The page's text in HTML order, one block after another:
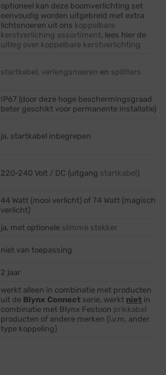
optioneel kan deze boomverlichting set
eenvoudig worden uitgebreid met extra
lichtsnoeren uit ons koppelbare
kerstverliching assortiment , lees hier de
uitleg over koppelbare kerstverlichting
startkabel verlengsnoeren en splitters
IP67 (door deze hoge beschermingsgraad
beter geschikt voor permanente installatie)
ja, startkabel inbegrepen
220-240 Volt / DC (uitgang startkabel)
44 Watt (mooi verlicht) of 74 Watt (magisch
verlicht)
ja, met optionele slimme stekker
niet van toepassing
2 jaar
werkt alleen in combinatie met producten
uit de Blynx Connect serie, werkt niet in
combinatie met Blynx Festoon prikkabel
producten of andere merken (i.v.m. ander
type koppeling)